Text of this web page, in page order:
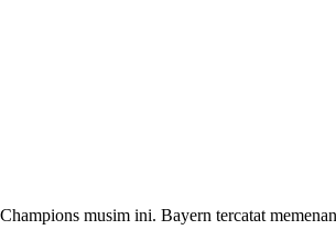
musim ini. Bayern tercatat